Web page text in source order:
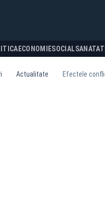
ECONOMIESOCIAL
Actualitate Efectele